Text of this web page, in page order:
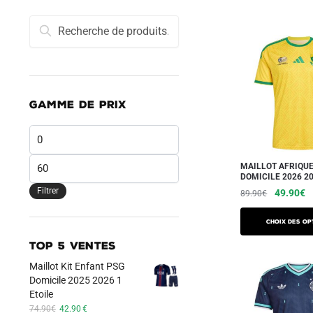
MAILLOT
DOMICILE 2026
89.90€
Le
prix
initial
était :
49.90€Le
Choix des
produit
plusieurs
variations.
Les
Recherche
pour :
Recherche
GAMME DE PRIX
min
max
Filtrer
TOP 5 VENTES
Maillot Kit Enfant PSG
Domicile 2025 2026 1
Etoile
74.90€ Le
42.90 €Le